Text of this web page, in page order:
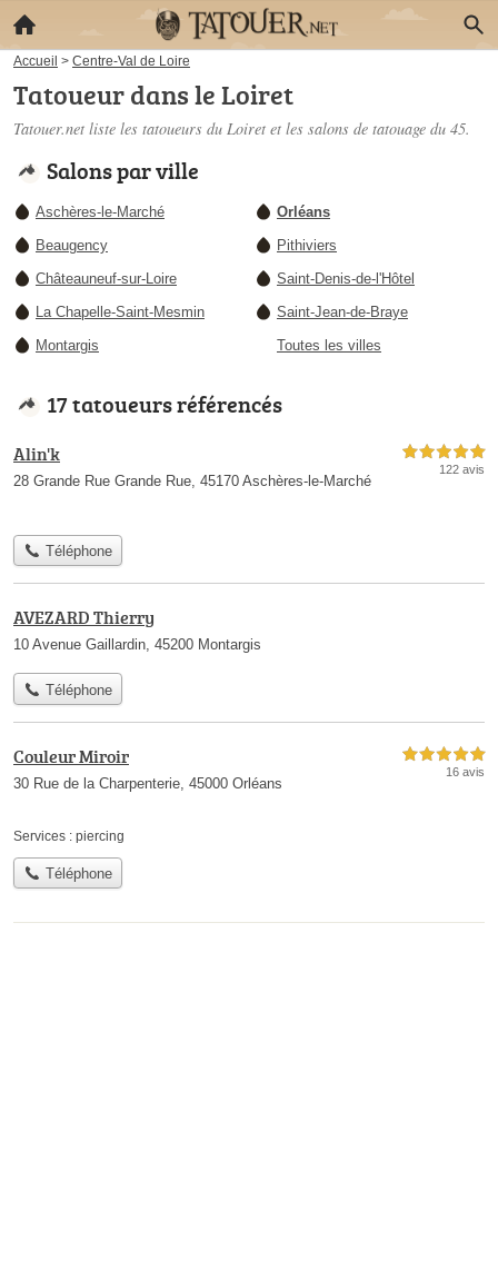
Accueil > Centre-Val de Loire
Tatoueur dans le Loiret
Tatouer.net liste les tatoueurs du Loiret et les salons de tatouage du 45.
Salons par ville
Aschères-le-Marché
Beaugency
Châteauneuf-sur-Loire
La Chapelle-Saint-Mesmin
Montargis
Orléans
Pithiviers
Saint-Denis-de-l'Hôtel
Saint-Jean-de-Braye
Toutes les villes
17 tatoueurs référencés
Alin'k
28 Grande Rue Grande Rue, 45170 Aschères-le-Marché
5,0 étoiles sur 5
122 avis
Téléphone
AVEZARD Thierry
10 Avenue Gaillardin, 45200 Montargis
Téléphone
Couleur Miroir
30 Rue de la Charpenterie, 45000 Orléans
5,0 étoiles sur 5
16 avis
Services : piercing
Téléphone